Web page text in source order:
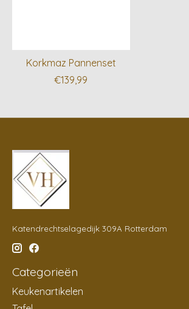
Korkmaz Pannenset
€139,99
Katendrechtselagedijk 309A Rotterdam
Categorieën
Keukenartikelen